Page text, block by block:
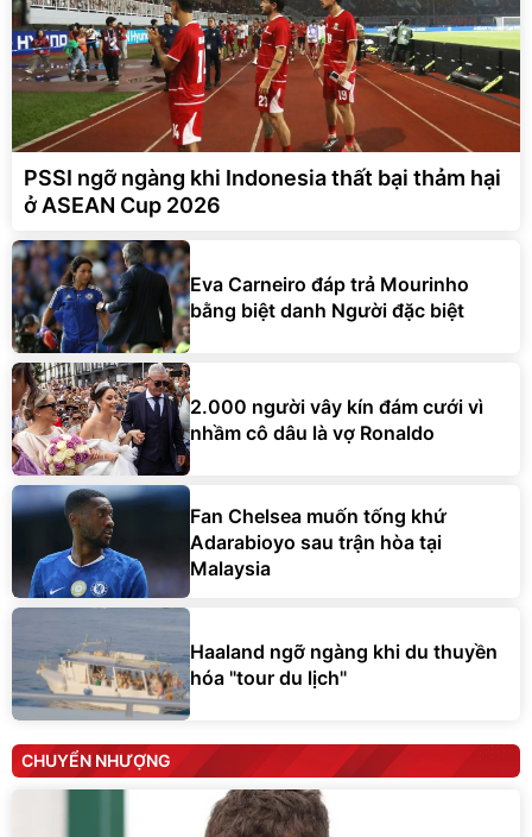
PSSI ngỡ ngàng khi Indonesia thất bại thảm hại
ở ASEAN Cup 2026
Eva Carneiro đáp trả Mourinho
bằng biệt danh Người đặc biệt
2.000 người vây kín đám cưới vì
nhầm cô dâu là vợ Ronaldo
Fan Chelsea muốn tống khứ
Adarabioyo sau trận hòa tại
Malaysia
Haaland ngỡ ngàng khi du thuyền
hóa "tour du lịch"
CHUYỂN NHƯỢNG